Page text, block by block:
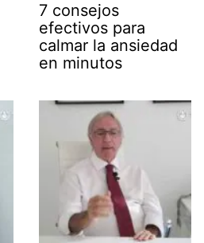
7 consejos
efectivos para
calmar la ansiedad
en minutos